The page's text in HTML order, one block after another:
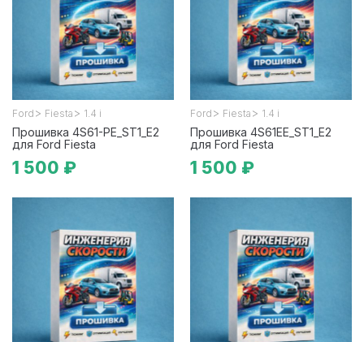
Ford > Fiesta > 1.4 i
Прошивка 4S61-PE_ST1_E2
для Ford Fiesta
1 500 ₽
Ford > Fiesta > 1.4 i
Прошивка 4S61EE_ST1_E2
для Ford Fiesta
1 500 ₽